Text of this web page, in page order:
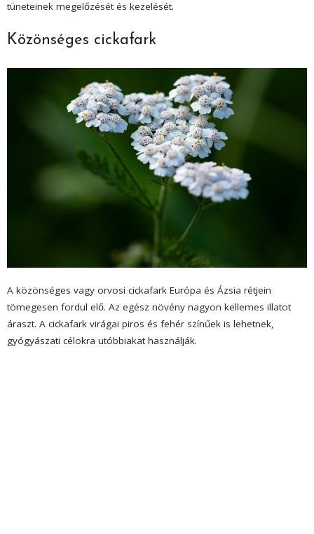
tüneteinek megelőzését és kezelését.
Közönséges cickafark
A közönséges vagy orvosi cickafark Európa és Ázsia rétjein
tömegesen fordul elő. Az egész növény nagyon kellemes illatot
áraszt. A cickafark virágai piros és fehér színűek is lehetnek,
gyógyászati célokra utóbbiakat használják.